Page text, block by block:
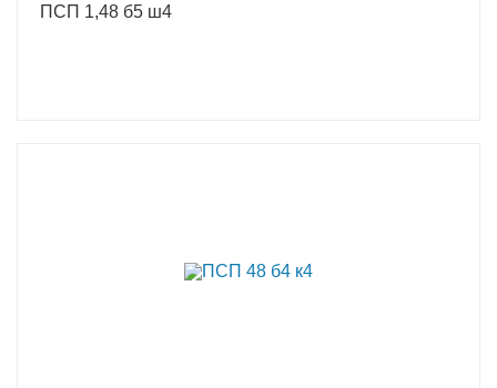
ПСП 1,48 б5 ш4